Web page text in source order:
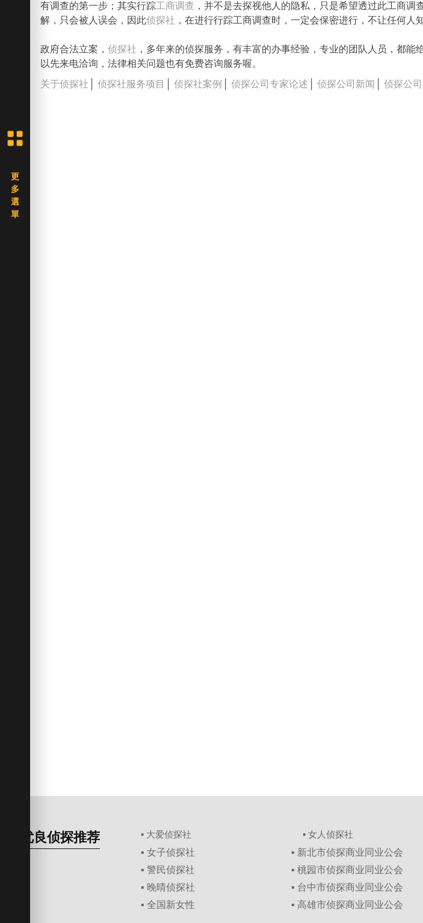
有调查的第一步；其实行踪工商调查 ，并不是去探视他人的隐私，只是希望透过此工商
解，只会被人误会，因此侦探社 ，在进行行踪工商调查时，一定会保密进行，不让任何
政府合法立案，侦探社 ，多年来的侦探服务，有丰富的办事经验，专业的团队人员，都
以先来电洽询，法律相关问题也有免费咨询服务喔。
关于侦探社 │侦探社服务项目 │侦探社案例 │侦探公司专家论述 │侦探公司新闻 │侦探公
优良侦探推荐 ▪ 大爱侦探社 ▪ 女人侦探社
▪ 女子侦探社
▪ 警民侦探社
▪ 晚晴侦探社
▪ 全国新女性
▪ 新北市侦探商业同业公会
▪ 桃园市侦探商业同业公会
▪ 台中市侦探商业同业公会
▪ 高雄市侦探商业同业公会